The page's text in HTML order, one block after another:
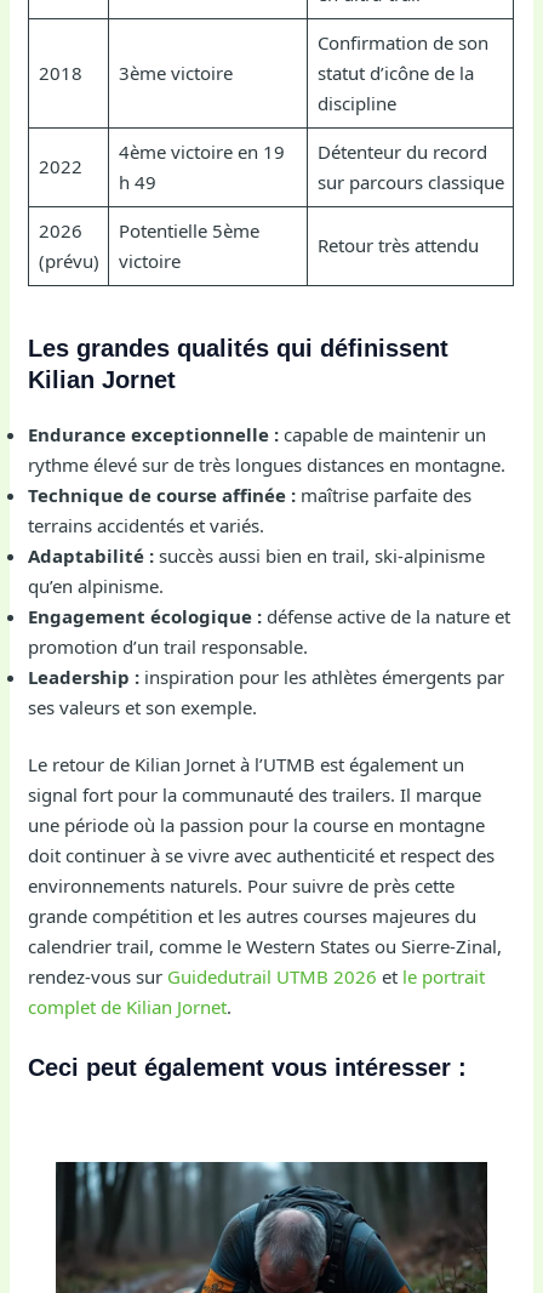
2018 3ème victoire
Confirmation de son
statut d’icône de la
discipline
2022
4ème victoire en 19
h 49
Détenteur du record
sur parcours classique
2026
(prévu)
Potentielle 5ème
victoire
Retour très attendu
Les grandes qualités qui définissent
Kilian Jornet
Endurance exceptionnelle : capable de maintenir un
rythme élevé sur de très longues distances en montagne.
Technique de course affinée : maîtrise parfaite des
terrains accidentés et variés.
Adaptabilité : succès aussi bien en trail, ski-alpinisme
qu’en alpinisme.
Engagement écologique : défense active de la nature et
promotion d’un trail responsable.
Leadership : inspiration pour les athlètes émergents par
ses valeurs et son exemple.
Le retour de Kilian Jornet à l’UTMB est également un
signal fort pour la communauté des trailers. Il marque
une période où la passion pour la course en montagne
doit continuer à se vivre avec authenticité et respect des
environnements naturels. Pour suivre de près cette
grande compétition et les autres courses majeures du
calendrier trail, comme le Western States ou Sierre-Zinal,
rendez-vous sur Guidedutrail UTMB 2026 et le portrait
complet de Kilian Jornet.
Ceci peut également vous intéresser :